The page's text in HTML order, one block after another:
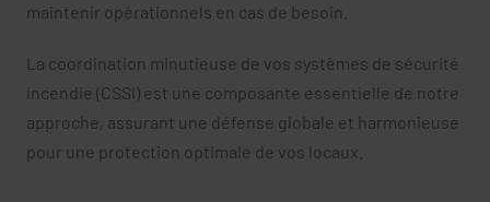
maintenir opérationnels en cas de besoin.
La coordination minutieuse de vos systèmes de sécurité
incendie (CSSI) est une composante essentielle de notre
approche, assurant une défense globale et harmonieuse
pour une protection optimale de vos locaux.